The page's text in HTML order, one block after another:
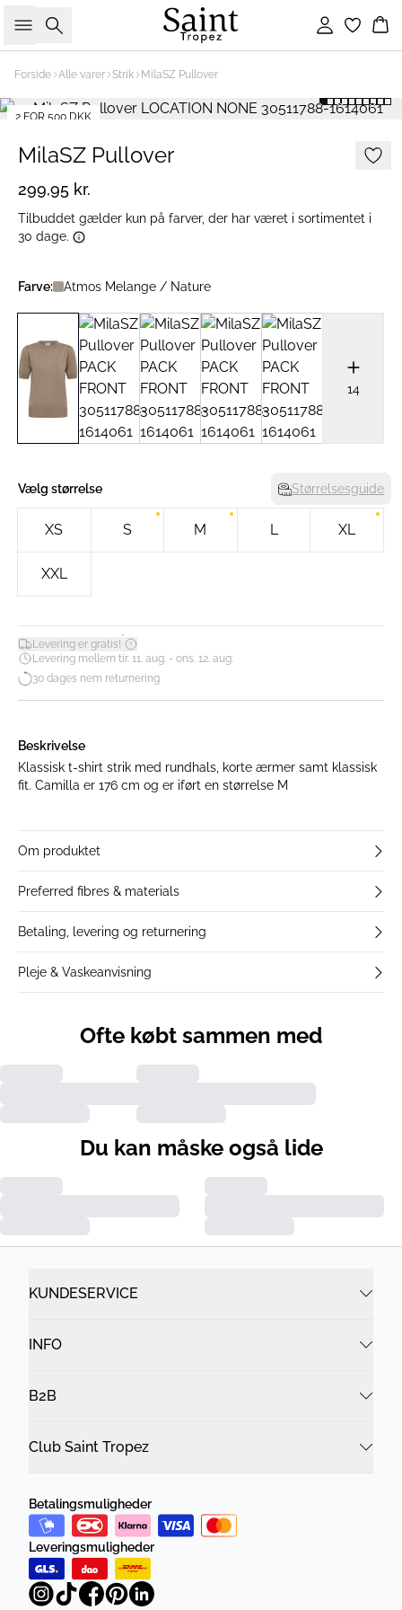
Søg Log ind
Forside Alle varer Strik MilaSZ Pullover
2 FOR 500 DKK
MilaSZ Pullover
299,95 kr.
Tilbuddet gælder kun på farver, der har været i sortimentet i
30 dage.
Farve: Atmos Melange / Nature
14
Vælg størrelse Størrelsesguide
XS S M L XL
XXL
Levering er gratis!*
Levering mellem tir. 11. aug. - ons. 12. aug.
30 dages nem returnering
Beskrivelse
Klassisk t-shirt strik med rundhals, korte ærmer samt klassisk
fit. Camilla er 176 cm og er iført en størrelse M
Om produktet
Preferred fibres & materials
Betaling, levering og returnering
Pleje & Vaskeanvisning
Ofte købt sammen med
Du kan måske også lide
KUNDESERVICE
INFO
B2B
Club Saint Tropez
Betalingsmuligheder
Leveringsmuligheder